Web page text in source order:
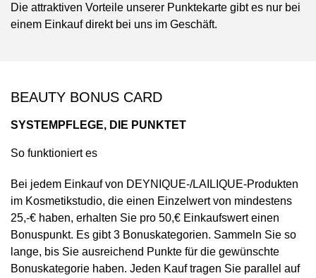
Die attraktiven Vorteile unserer Punktekarte gibt es nur bei
einem Einkauf direkt bei uns im Geschäft.
BEAUTY BONUS CARD
SYSTEMPFLEGE, DIE PUNKTET
So funktioniert es
Bei jedem Einkauf von DEYNIQUE-/LAILIQUE-Produkten
im Kosmetikstudio, die einen Einzelwert von mindestens
25,-€ haben, erhalten Sie pro 50,€ Einkaufswert einen
Bonuspunkt. Es gibt 3 Bonuskategorien. Sammeln Sie so
lange, bis Sie ausreichend Punkte für die gewünschte
Bonuskategorie haben. Jeden Kauf tragen Sie parallel auf